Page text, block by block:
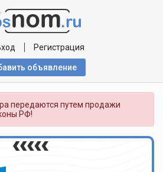
Регистрация
объявлениe
передаются путем продажи
РФ!